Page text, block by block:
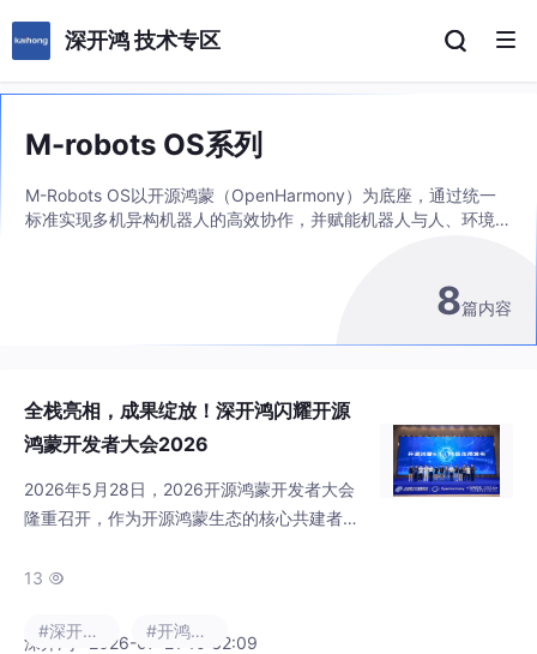
深开鸿 技术专区
M-robots OS系列
M-Robots OS以开源鸿蒙（OpenHarmony）为底座，通过统一
标准实现多机异构机器人的高效协作，并赋能机器人与人、环境的
8篇内容
全栈亮相，成果绽放！深开鸿闪耀开源
鸿蒙开发者大会2026
2026年5月28日，2026开源鸿蒙开发者大会
隆重召开，作为开源鸿蒙生态的核心共建者，
才培育四大维度成果全栈亮相，从主论坛荣誉
方位展现深开鸿在开源鸿蒙生态中的引领力与
13 
深开鸿 · 2026-07-21 10:32:09
#深开鸿技术支持 #开鸿技术支持专区